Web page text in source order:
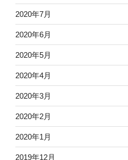
2020年7月
2020年6月
2020年5月
2020年4月
2020年3月
2020年2月
2020年1月
2019年12月